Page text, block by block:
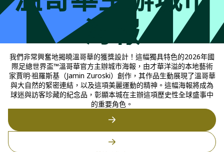
海報
我們非常興奮地揭曉溫哥華的獲獎設計！這幅獨具特色的2026年國
際足總世界盃™溫哥華官方主辦城市海報，由才華洋溢的本地藝術
家賈明·祖羅斯基（Jamin Zuroski）創作，其作品生動展現了溫哥華
與大自然的緊密連結，以及這項美麗運動的精神。這幅海報將成為
球迷與訪客珍藏的紀念品，彰顯本城在主辦這項歷史性全球盛事中
的重要角色。